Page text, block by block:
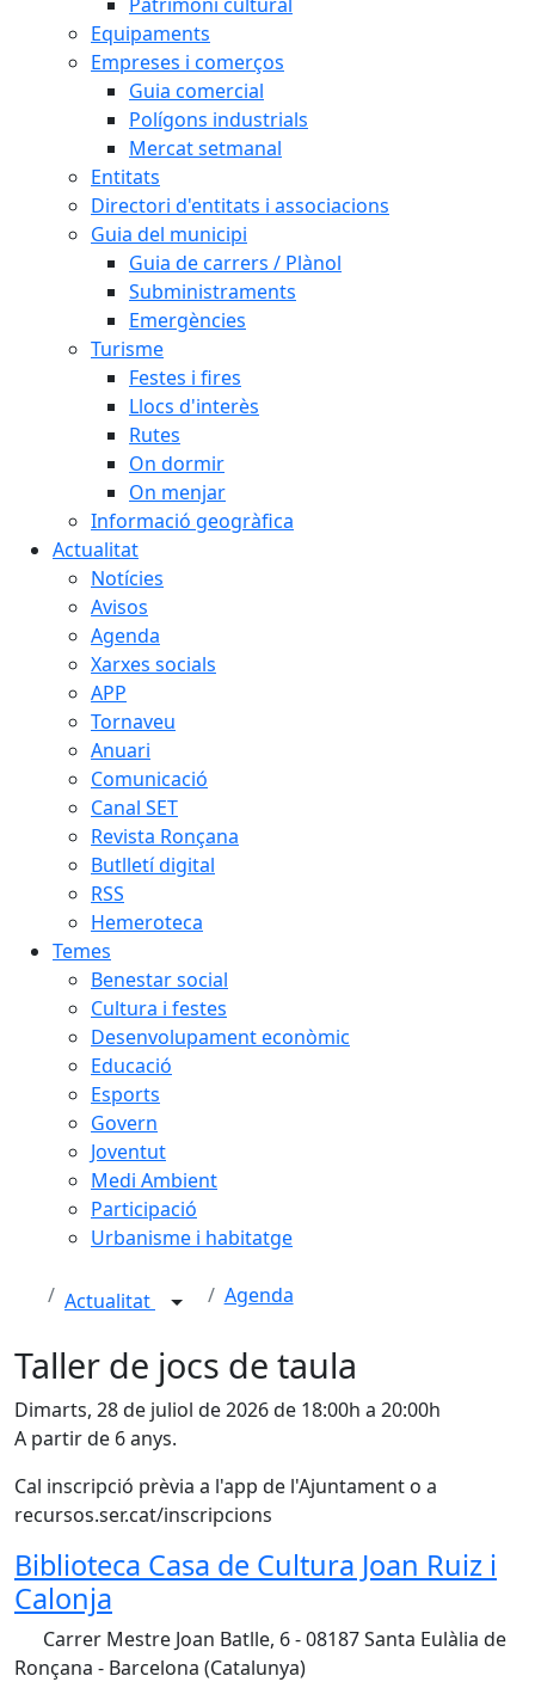
Equipaments
Empreses i comerços
Guia comercial
Polígons industrials
Mercat setmanal
Entitats
Directori d'entitats i associacions
Guia del municipi
Guia de carrers / Plànol
Subministraments
Emergències
Turisme
Festes i fires
Llocs d'interès
Rutes
On dormir
On menjar
Informació geogràfica
Actualitat
Notícies
Avisos
Agenda
Xarxes socials
APP
Tornaveu
Anuari
Comunicació
Canal SET
Revista Ronçana
Butlletí digital
RSS
Hemeroteca
Temes
Benestar social
Cultura i festes
Desenvolupament econòmic
Educació
Esports
Govern
Joventut
Medi Ambient
Participació
Urbanisme i habitatge
Actualitat Agenda
Taller de jocs de taula
Dimarts, 28 de juliol de 2026 de 18:00h a 20:00h
A partir de 6 anys.
Cal inscripció prèvia a l'app de l'Ajuntament o a
recursos.ser.cat/inscripcions
Biblioteca Casa de Cultura Joan Ruiz i
Calonja
Carrer Mestre Joan Batlle, 6 - 08187 Santa Eulàlia de
Ronçana - Barcelona (Catalunya)